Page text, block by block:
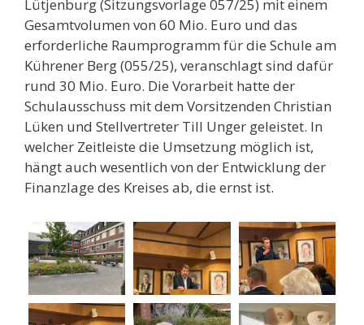
Lütjenburg (Sitzungsvorlage 057/25) mit einem
Gesamtvolumen von 60 Mio. Euro und das
erforderliche Raumprogramm für die Schule am
Kührener Berg (055/25), veranschlagt sind dafür
rund 30 Mio. Euro. Die Vorarbeit hatte der
Schulausschuss mit dem Vorsitzenden Christian
Lüken und Stellvertreter Till Unger geleistet. In
welcher Zeitleiste die Umsetzung möglich ist,
hängt auch wesentlich von der Entwicklung der
Finanzlage des Kreises ab, die ernst ist.